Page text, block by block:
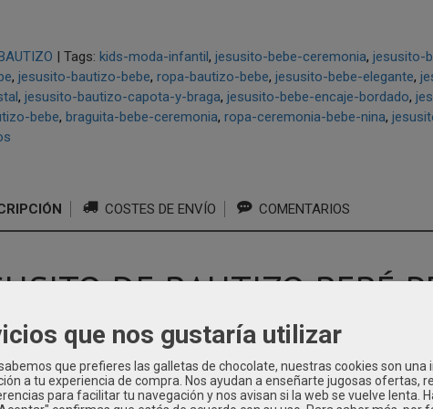
| Tags: kids-moda-infantil jesusito-bebe-ceremonia jesusito-
jesusito-bautizo-bebe ropa-bautizo-bebe jesusito-bebe-elegante
jesusito-bautizo-capota-y-braga jesusito-bebe-encaje-bordado
bebe braguita-bebe-ceremonia ropa-ceremonia-bebe-nina
COSTES DE ENVÍO COMENTARIOS
DE BAUTIZO BEBÉ
DE CRISTAL CON
2613826
de bautizo para bebéPerla de Graciaes una prenda de
que nos gustaría utilizar
que prefieres las galletas de chocolate, nuestras cookies son una
a tu experiencia de compra. Nos ayudan a enseñarte jugosas ofertas,
para facilitar tu navegación y nos avisan si la web se vuelve lenta.